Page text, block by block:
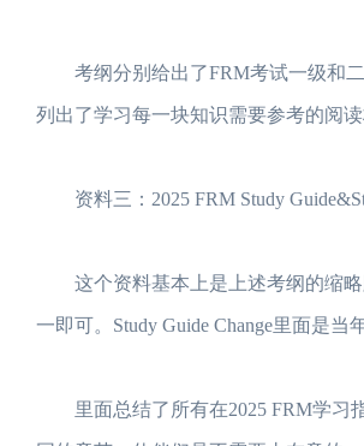
考纲分别给出了FRM考试一级和二
列出了学习每一块知识需要参考的阅
资料三：2025 FRM Study
这个资料基本上是上述考纲的缩略
一即可。Study Guide Change里面是
里面总结了所有在2025 FRM学习